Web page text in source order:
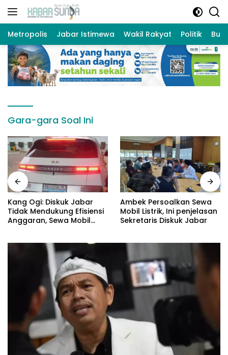
Langsung
Metropolis Jabar Istimewa Wakil Rakyat Politik
Gara-gara Soal Ini
Kang Ogi: Diskuk Jabar
Tidak Mendukung Efisiensi
Anggaran, Sewa Mobil
Ambek Persoalkan Sewa
Mobil Listrik, Ini penjelasan
Sekretaris Diskuk Jabar